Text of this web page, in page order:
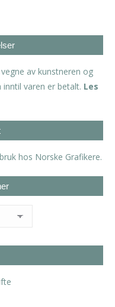
av kunstneren og
varen er betalt. Les
hos Norske Grafikere.